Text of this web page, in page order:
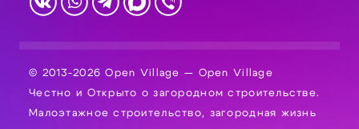
© 2013-2026 Open Village — Open Village
Честно и Открыто о загородном строительстве.
Малоэтажное строительство, загородная жизнь